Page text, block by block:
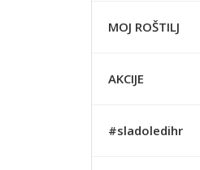
MOJ ROŠTILJ
AKCIJE
#sladoledihr